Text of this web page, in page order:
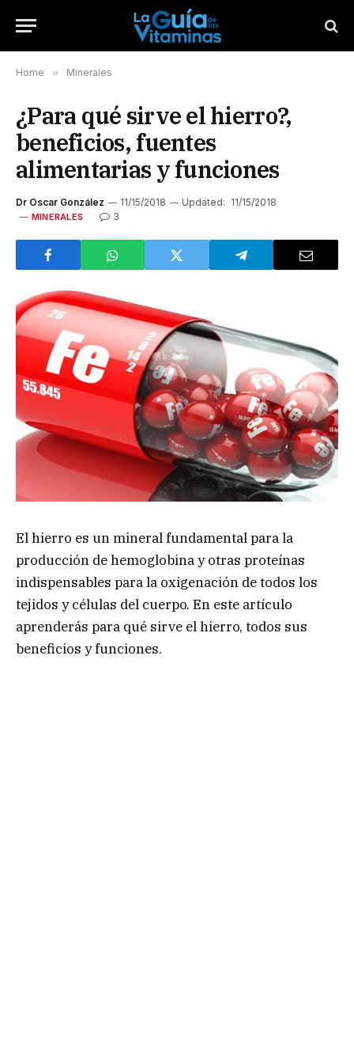
Home » Minerales
¿Para qué sirve el hierro?,
beneficios, fuentes
alimentarias y funciones
Dr Oscar González 11/15/2018 Updated: 11/15/2018
MINERALES 3
El hierro es un mineral fundamental para la
producción de hemoglobina y otras proteínas
indispensables para la oxigenación de todos los
tejidos y células del cuerpo. En este artículo
aprenderás para qué sirve el hierro, todos sus
beneficios y funciones.